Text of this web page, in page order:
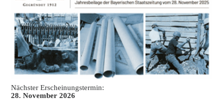
Nächster Erscheinungstermin:
28. November 2026